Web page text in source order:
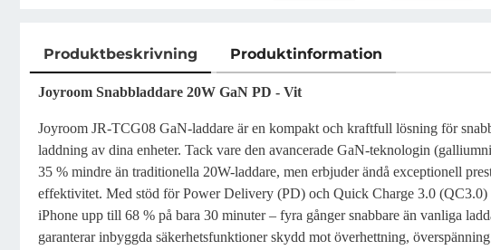
Produktbeskrivning Produktinformation
Produktbeskrivning
Joyroom Snabbladdare 20W GaN PD - Vit
Joyroom JR-TCG08 GaN-laddare är en kompakt och kraftfull lösning för
laddning av dina enheter. Tack vare den avancerade GaN-teknologin
35 % mindre än traditionella 20W-laddare, men erbjuder ändå exceptionell
effektivitet. Med stöd för Power Delivery (PD) och Quick Charge 3.0 (QC3.0)
iPhone upp till 68 % på bara 30 minuter – fyra gånger snabbare än vanliga
garanterar inbyggda säkerhetsfunktioner skydd mot överhettning,